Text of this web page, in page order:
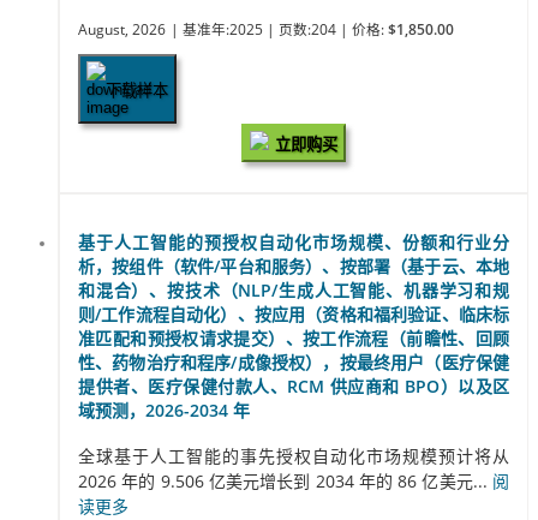
August, 2026 | 基准年:2025 | 页数:204 | 价格: $1,850.00
下载样本
立即购买
基于人工智能的预授权自动化市场规模、份额和行业分
析，按组件（软件/平台和服务）、按部署（基于云、本地
和混合）、按技术（NLP/生成人工智能、机器学习和规
则/工作流程自动化）、按应用（资格和福利验证、临床标
准匹配和预授权请求提交）、按工作流程（前瞻性、回顾
性、药物治疗和程序/成像授权），按最终用户（医疗保健
提供者、医疗保健付款人、RCM 供应商和 BPO）以及区
域预测，2026-2034 年
全球基于人工智能的事先授权自动化市场规模预计将从
2026 年的 9.506 亿美元增长到 2034 年的 86 亿美元... 阅
读更多